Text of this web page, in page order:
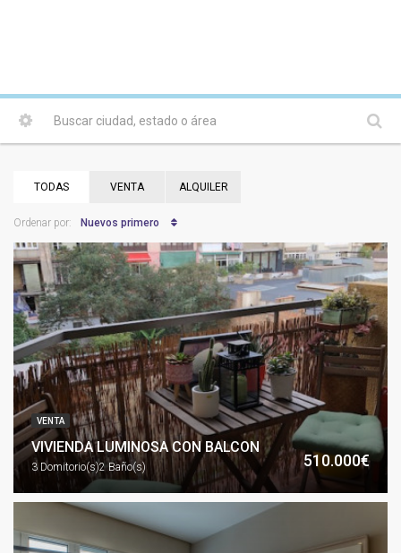
TODAS VENTA ALQUILER
Ordenar por: Nuevos primero
510.000€
VENTA
VIVIENDA LUMINOSA CON BALCON
3 Domitorio(s)2 Baño(s)